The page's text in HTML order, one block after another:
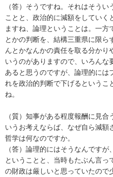
（答）そうですね。それはそう
ことと、政治的に減額をしていく
ますね、論理ということは。一
とかの判断を、結構三重県に限ら
んとかなんかの責任を取る分かり
いうのがありますので、いろんな
あると思うのですが、論理的には
れを政治的判断で下げるというこ
ね。
（質）知事がある程度報酬に見
いうお考えならば、なぜ自ら減額
哲学は何なのですか。
（答）論理的にはそうなんです
ということと、当時もたぶん言っ
の財政は厳しいと思っていたので